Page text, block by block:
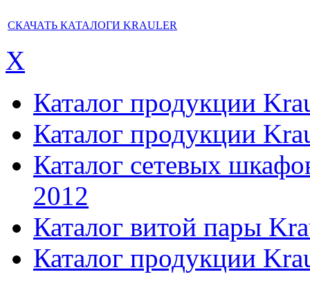
СКАЧАТЬ КАТАЛОГИ KRAULER
X
Каталог продукции
Каталог продукции
Каталог сетевых
2012
Каталог витой пары
Каталог продукции